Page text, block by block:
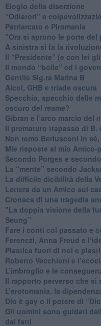
Elogio della diserzione
“Odiatori” e
​Patriarcato e Piromania
"Ora si aprono le porte del
​A sinistra si fa la
​Il “Presidente” (e con lei
​Il mondo “bolle” ed i
​Gentile Sig.ra Marina B
​Alcol, GHB e triade oscura
​Specchio, specchio delle
oscuro del reame?
​Gibran e l’arco marcio del
​Il prematuro trapasso di B.
​Non temo Berlusconi in
​Mie risposte al mio Amico-
​Secondo Porges e
​La “mente” secondo
La difficile dicibilità della
​Lettera da un Amico sul
​Cronaca di una tragedia
"​La doppia visione della
Seung”
​Fare i conti col passato e
​Ferenczi, Anna Freud e
Plastica fuori di noi e
​Roberto Vecchioni e
​L’imbroglio e le
​Il rapporto perverso che si
L’erotomania, la
​Dio è gay o il potere di
​Gli uomini sono guidati
dai fatti